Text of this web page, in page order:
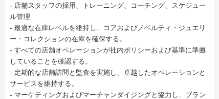
- 店舗スタッフの採用、トレーニング、コーチング、スケジュー
ル管理
- 最適な在庫レベルを維持し、コアおよびノベルティ・ジュエリ
ー・コレクションの在庫を確保する。
- すべての店舗オペレーションが社内ポリシーおよび基準に準拠
していることを確認する。
- 定期的な店舗訪問と監査を実施し、卓越したオペレーションと
サービスを維持する。
- マーケティングおよびマーチャンダイジングと協力し、ブラン